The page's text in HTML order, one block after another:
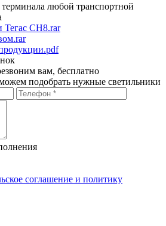
терминала любой транспортной
Тегас СН8.rar
вам, бесплатно
подобрать нужные светильники
соглашение и политику